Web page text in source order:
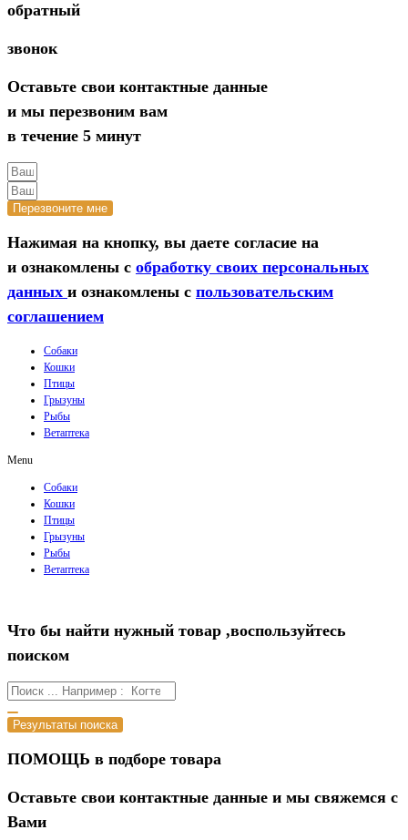
обратный
звонок
Оставьте свои контактные данные
и мы перезвоним вам
в течение 5 минут
Перезвоните мне
Нажимая на кнопку, вы даете согласие на
и ознакомлены с обработку своих персональных
данных и ознакомлены с пользовательским
соглашением
Собаки
Кошки
Птицы
Грызуны
Рыбы
Ветаптека
Menu
Собаки
Кошки
Птицы
Грызуны
Рыбы
Ветаптека
Что бы найти нужный товар ,воспользуйтесь
поиском
Результаты поиска
ПОМОЩЬ в подборе товара
Оставьте свои контактные данные и мы свяжемся с
Вами